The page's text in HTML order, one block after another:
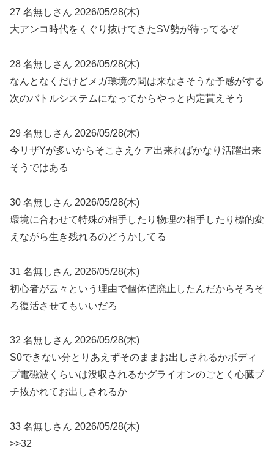
27 名無しさん 2026/05/28(木)
大アンコ時代をくぐり抜けてきたSV勢が待ってるぞ
28 名無しさん 2026/05/28(木)
なんとなくだけどメガ環境の間は来なさそうな予感がする
次のバトルシステムになってからやっと内定貰えそう
29 名無しさん 2026/05/28(木)
今リザYが多いからそこさえケア出来ればかなり活躍出来
そうではある
30 名無しさん 2026/05/28(木)
環境に合わせて特殊の相手したり物理の相手したり標的変
えながら生き残れるのどうかしてる
31 名無しさん 2026/05/28(木)
初心者が云々という理由で個体値廃止したんだからそろそ
ろ復活させてもいいだろ
32 名無しさん 2026/05/28(木)
S0できない分とりあえずそのままお出しされるかボディ
プ電磁波くらいは没収されるかグライオンのごとく心臓ブ
チ抜かれてお出しされるか
33 名無しさん 2026/05/28(木)
>>32